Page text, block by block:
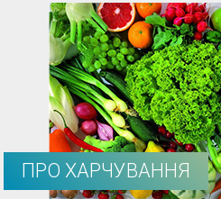
ПРО ХАРЧУВАННЯ